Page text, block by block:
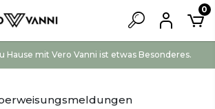
Hause mit Vero Vanni ist etwas Besonderes.
0